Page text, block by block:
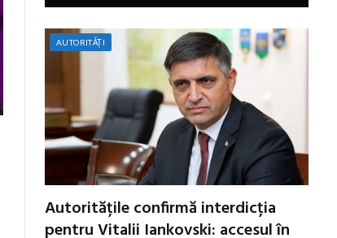
AUTORITĂȚI
Autoritățile confirmă interdicția
pentru Vitalii Iankovski: accesul în